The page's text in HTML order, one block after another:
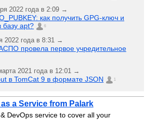
2022 года в 2:09 →
как получить GPG-ключ и
базу apt?
6
2022 года в 8:31 →
провела первое учредительное
2021 года в 12:01 →
в TomCat 9 в формате JSON 1
as a Service from Palark
DevOps service to cover all your